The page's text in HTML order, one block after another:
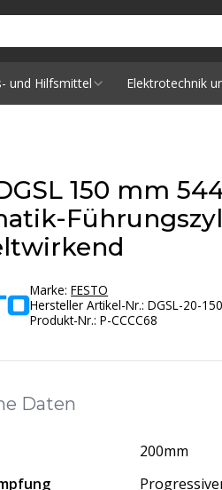
und Hilfsmittel Elektrotechnik
150 mm
Marke:FESTO
Hersteller Artikel-Nr.:DGSL-20-
Produkt-Nr.:P-CCCC68
Daten
200mm